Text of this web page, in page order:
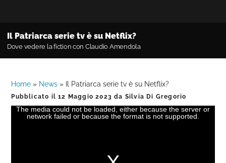
Il Patriarca serie tv è su Netflix?
Dove vedere la fiction con Claudio Amendola
Home » News » Il Patriarca serie tv è su Netflix?
Pubblicato il12 Maggio 2023 da Silvia Di Gregorio
The media could not be loaded, either because the server or
network failed or because the format is not supported.